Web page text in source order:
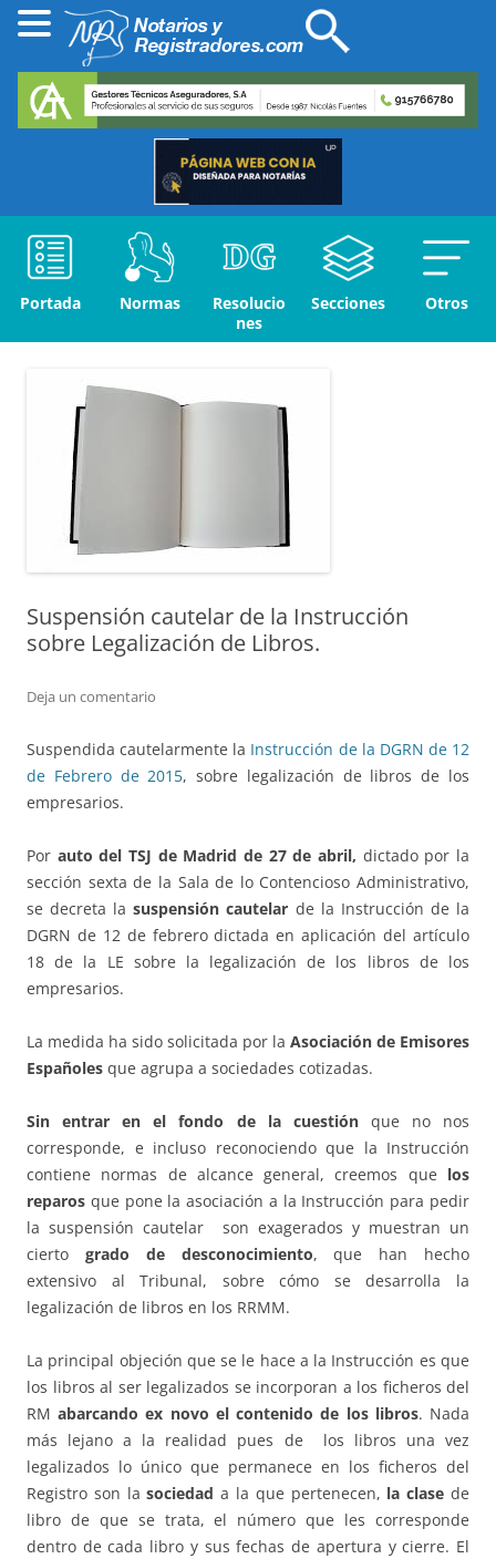
Portada Normas
Resolucio
nes
Secciones Otros
Suspensión cautelar de la Instrucción
sobre Legalización de Libros.
Deja un comentario
Suspendida cautelarmente la Instrucción de la DGRN de 12
de Febrero de 2015, sobre legalización de libros de los
empresarios.
Por auto del TSJ de Madrid de 27 de abril, dictado por la
sección sexta de la Sala de lo Contencioso Administrativo,
se decreta lasuspensión cautelar de la Instrucción de la
DGRN de 12 de febrero dictada en aplicación del artículo
18 de la LE sobre la legalización de los libros de los
empresarios.
La medida ha sido solicitada por la Asociación de Emisores
Españoles que agrupa a sociedades cotizadas.
Sin entrar en el fondo de la cuestiónque no nos
corresponde, e incluso reconociendo que la Instrucción
contiene normas de alcance general, creemos que los
reparos que pone la asociación a la Instrucción para pedir
la suspensión cautelar son exagerados y muestran un
cierto grado de desconocimiento, que han hecho
extensivo al Tribunal, sobre cómo se desarrolla la
legalización de libros en los RRMM.
La principal objeción que se le hace a la Instrucción es que
los libros al ser legalizados se incorporan a los ficheros del
RMabarcando ex novo el contenido de los libros. Nada
más lejano a la realidad pues de los libros una vez
legalizados lo único que permanece en los ficheros del
Registro son lasociedad a la que pertenecen, la clase de
libro de que se trata, el número que les corresponde
dentro de cada libro y sus fechas de apertura y cierre. El